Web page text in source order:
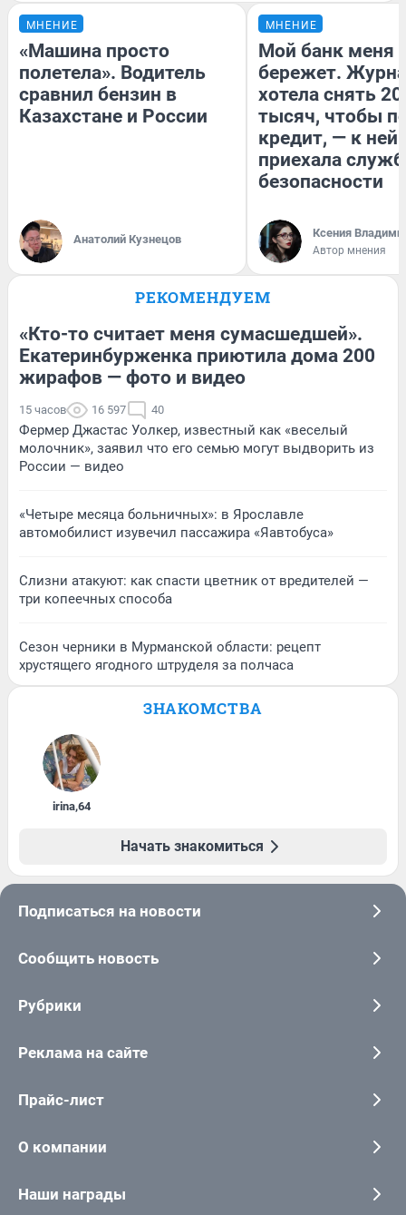
МНЕНИЕ
«Машина просто
полетела». Водитель
сравнил бензин в
Казахстане и России
Анатолий Кузнецов
МНЕНИЕ
Мой банк меня
бережет.
хотела снять
тысяч, чтобы
кредит, — к
приехала
безопасности
Ксения
Автор мнения
РЕКОМЕНДУЕМ
«Кто-то считает меня сумасшедшей».
Екатеринбурженка приютила дома 200
жирафов — фото и видео
15 часов 16 597 40
Фермер Джастас Уолкер, известный как «веселый
молочник», заявил что его семью могут выдворить из
России — видео
«Четыре месяца больничных»: в Ярославле
автомобилист изувечил пассажира «Яавтобуса»
Слизни атакуют: как спасти цветник от вредителей —
три копеечных способа
Сезон черники в Мурманской области: рецепт
хрустящего ягодного штруделя за полчаса
ЗНАКОМСТВА
irina,64
Начать знакомиться
Подписаться на новости
Сообщить новость
Рубрики
Реклама на сайте
Прайс-лист
О компании
Наши награды